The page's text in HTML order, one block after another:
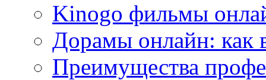
Kinogo фильмы
Дорамы онлайн: как
Преимущества